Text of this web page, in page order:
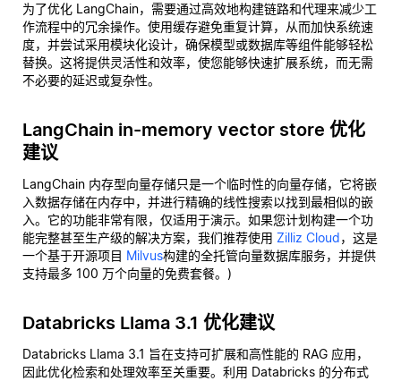
为了优化 LangChain，需要通过高效地构建链路和代理来减少工
作流程中的冗余操作。使用缓存避免重复计算，从而加快系统速
度，并尝试采用模块化设计，确保模型或数据库等组件能够轻松
替换。这将提供灵活性和效率，使您能够快速扩展系统，而无需
不必要的延迟或复杂性。
LangChain in-memory vector store 优化
建议
LangChain 内存型向量存储只是一个临时性的向量存储，它将嵌
入数据存储在内存中，并进行精确的线性搜索以找到最相似的嵌
入。它的功能非常有限，仅适用于演示。如果您计划构建一个功
能完整甚至生产级的解决方案，我们推荐使用 Zilliz Cloud，这是
一个基于开源项目 Milvus构建的全托管向量数据库服务，并提供
支持最多 100 万个向量的免费套餐。)
Databricks Llama 3.1 优化建议
Databricks Llama 3.1 旨在支持可扩展和高性能的 RAG 应用，
因此优化检索和处理效率至关重要。利用 Databricks 的分布式